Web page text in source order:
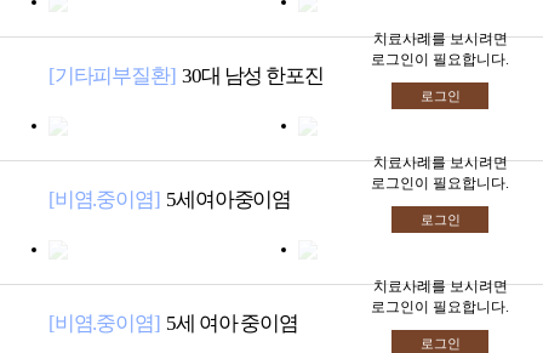
· 부산점안내
· 통증
－ 피부질환
· 아토피
· 한포진
· 지루성피부염
· 두드러기
· 사마귀
＋ 다이어트
－ 다이어트
· 다이어트
＋ 한방이비인후과
－ 한방이비인후과
· 비염
－ 아이앤 맘
· 산후보약
＋ 기타질환
－ 기타질환
· 구안와사
· 원형탈모
＋ 치료사례
· 치료후기
비염.중이염
성장.기타
치료사례를 보시려면
로그인이 필요합니다.
로그인
[기타피부질환]30대 남성 한포진
치료사례를 보시려면
로그인이 필요합니다.
로그인
[비염.중이염] 5세여아중이염
치료사례를 보시려면
로그인이 필요합니다.
로그인
[비염.중이염] 5세 여아 중이염